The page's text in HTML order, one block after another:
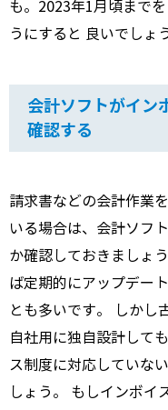
も。2023年1月頃まで
うにすると 良いでしょう
会計ソフトがイン
確認する
請求書などの会計作業
いる場合は、会計ソフ
か確認しておきましょ
ば定期的にアップデー
とも多いです。 しかし
自社用に独自設計して
ス制度に対応していな
しょう。 もしインボイ